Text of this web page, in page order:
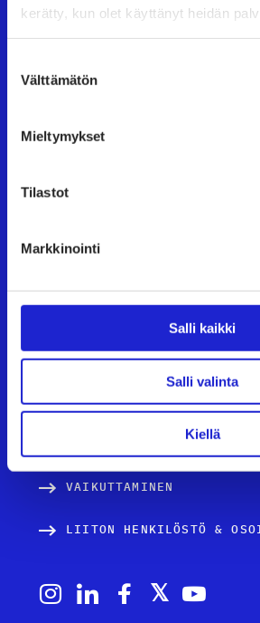
kerätty, kun olet käyttänyt heidän
valinta
Välttämätön
Mieltymykset
Tilastot
Markkinointi
Salli kaikki
Salli valinta
Kiellä
Tutustu meihin tarkemmin
TAPAHTUMAT
UUTISHUONE
TEKSTIILI- JA MUOTIALA
PALVELUT JA TIETOA
TUTUSTU
VAIKUTTAMINEN
LIITON HENKILÖSTÖ &